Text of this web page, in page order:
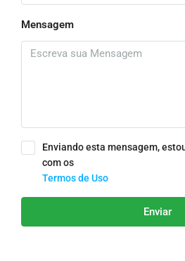
Mensagem
Enviando esta mensagem,
com os
Termos de Uso
Enviar